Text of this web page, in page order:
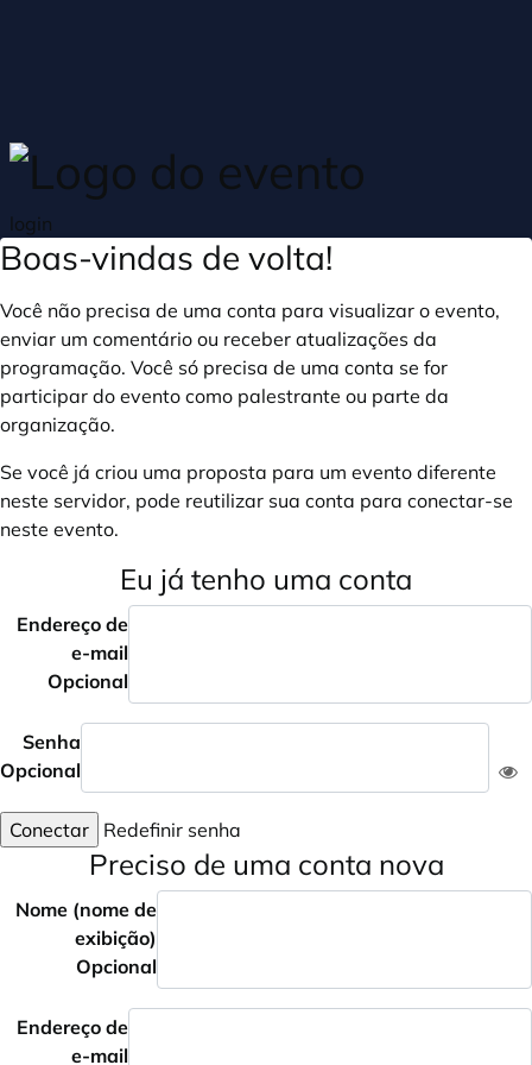
login
Boas-vindas de volta!
Você não precisa de uma conta para visualizar o evento,
enviar um comentário ou receber atualizações da
programação. Você só precisa de uma conta se for
participar do evento como palestrante ou parte da
organização.
Se você já criou uma proposta para um evento diferente
neste servidor, pode reutilizar sua conta para conectar-se
neste evento.
Eu já tenho uma conta
Endereço de
e-mail
Opcional
Senha
Opcional
Conectar Redefinir senha
Preciso de uma conta nova
Nome (nome de
exibição)
Opcional
Endereço de
e-mail